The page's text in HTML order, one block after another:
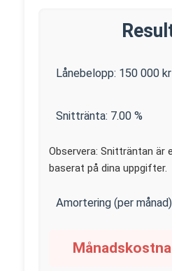
Lånebelopp: 150 000 kr
Snittränta: 7.00 %
Observera: Snitträntan är
baserat på dina uppgifter.
Amortering (per